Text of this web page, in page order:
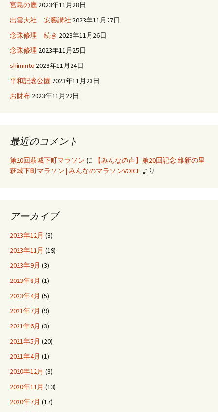
宮島の鹿 2023年11月28日
出雲大社 安藝講社 2023年11月27日
念珠修理 続き 2023年11月26日
念珠修理 2023年11月25日
shiminto 2023年11月24日
平和記念公園 2023年11月23日
お財布 2023年11月22日
最近のコメント
第20回萩城下町マラソン に
【みんなの声】第20回記念 維新の里
萩城下町マラソン | みんなのマラソンVOICE より
アーカイブ
2023年12月 (3)
2023年11月 (19)
2023年9月 (3)
2023年8月 (1)
2023年4月 (5)
2021年7月 (9)
2021年6月 (3)
2021年5月 (20)
2021年4月 (1)
2020年12月 (3)
2020年11月 (13)
2020年7月 (17)